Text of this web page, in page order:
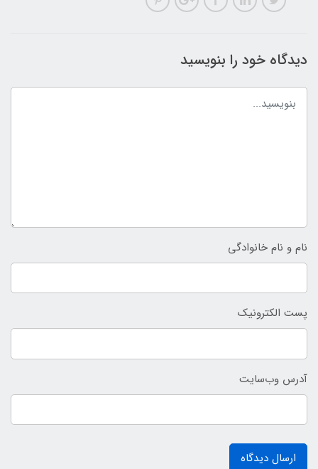
دیدگاه خود را بنویسید
نام و نام خانوادگی
پست الکترونیک
آدرس وب‌سایت
ارسال دیدگاه